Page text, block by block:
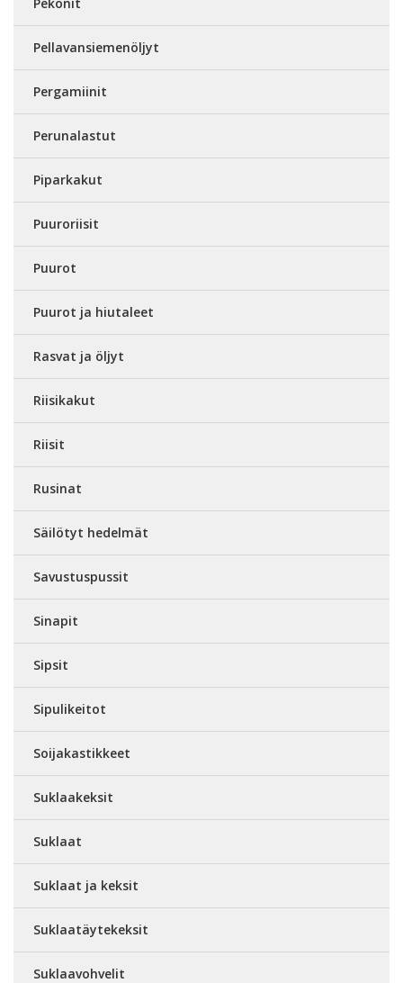
Pellavansiemenöljyt
Pergamiinit
Perunalastut
Piparkakut
Puuroriisit
Puurot
Puurot ja hiutaleet
Rasvat ja öljyt
Riisikakut
Riisit
Rusinat
Säilötyt hedelmät
Savustuspussit
Sinapit
Sipsit
Sipulikeitot
Soijakastikkeet
Suklaakeksit
Suklaat
Suklaat ja keksit
Suklaatäytekeksit
Suklaavohvelit